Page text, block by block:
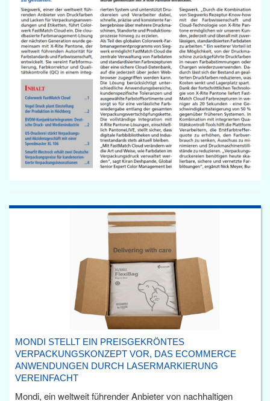
MONDI STELLT EIN PREISGEKRÖNTES
VERPACKUNGSKONZEPT VOR, DAS ECOMMERCE
ANWENDUNGEN DURCH LASERMARKIERUNG
VEREINFACHT
Mondi, ein weltweit führender Anbieter von nachhaltigen